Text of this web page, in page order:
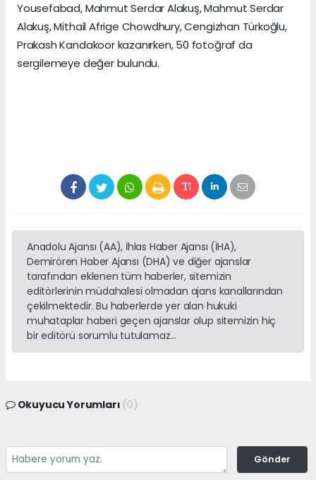
Yousefabad, Mahmut Serdar Alakuş, Mahmut Serdar
Alakuş, Mithail Afrige Chowdhury, Cengizhan Türkoğlu,
Prakash Kandakoor kazanırken, 50 fotoğraf da
sergilemeye değer bulundu.
Anadolu Ajansı (AA), İhlas Haber Ajansı (İHA),
Demirören Haber Ajansı (DHA) ve diğer ajanslar
tarafından eklenen tüm haberler, sitemizin
editörlerinin müdahalesi olmadan ajans kanallarından
çekilmektedir. Bu haberlerde yer alan hukuki
muhataplar haberi geçen ajanslar olup sitemizin hiç
bir editörü sorumlu tutulamaz...
Okuyucu Yorumları (0)
Gönder